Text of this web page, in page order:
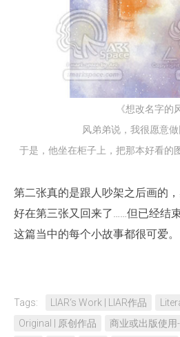
《想改名字的
风弟弟说，我很愿意做
于是，他坐在柜子上，把那本好看的
第二张真的是跟人吵架之后画的，
好在第三张又回来了……但已经结束
这篇当中的每个小故事都很可爱。
Tags: LIAR‘s Work | LIAR作品
Original | 原创作品
商业或出版使用